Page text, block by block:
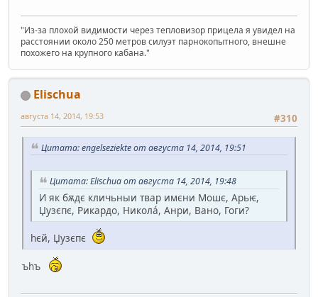
"Из-за плохой видимости через тепловизор прицела я увидел на
расстоянии около 250 метров силуэт парнокопытного, внешне
похожего на крупного кабана."
Elischua
#310
августа 14, 2014, 19:53
Цитата: engelseziekte от августа 14, 2014, 19:51
Цитата: Elischua от августа 14, 2014, 19:48
И як бѫдє кличьныи твар имєни Мошє, Арьѥ,
Џузєпє, Рикардо, Николá, Анри, Вано, Гоги?
hєй, Џузєпє
ъhъ